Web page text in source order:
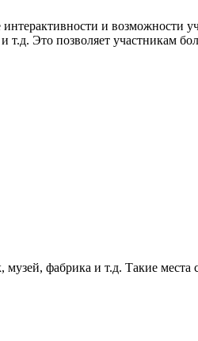
и возможности
Это позволяет участникам
фабрика и т.д. Такие